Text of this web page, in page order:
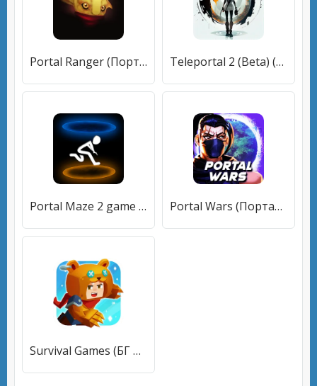
Portal Ranger (Портал Рейнджер) [МОД Premium] APK Android Teleportal 2 (Beta) (Телепортал 2) [МОД Меню] APK Android
Portal Maze 2 game 3D aperture [МОД Много денег] APK Android Portal Wars (Портал Варс) [МОД Mega Pack] APK Android
Survival Games (БГ портал) [МОД Много денег] APK Android